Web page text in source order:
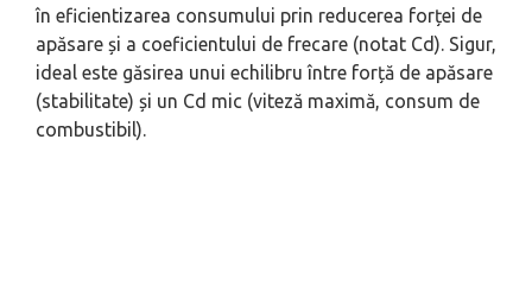
în eficientizarea consumului prin reducerea forței de
apăsare și a coeficientului de frecare (notat Cd). Sigur,
ideal este găsirea unui echilibru între forță de apăsare
(stabilitate) și un Cd mic (viteză maximă, consum de
combustibil).